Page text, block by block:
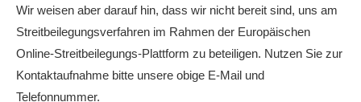
Wir weisen aber darauf hin, dass wir nicht bereit sind, uns am
Streitbeilegungsverfahren im Rahmen der Europäischen
Online-Streitbeilegungs-Plattform zu beteiligen. Nutzen Sie zur
Kontaktaufnahme bitte unsere obige E-Mail und
Telefonnummer.